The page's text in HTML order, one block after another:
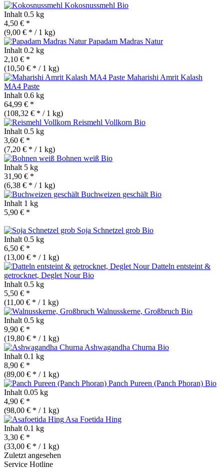
Kokosnussmehl Bio
Inhalt 0.5 kg
4,50 € *
(9,00 € * / 1 kg)
Papadam Madras Natur
Inhalt 0.2 kg
2,10 € *
(10,50 € * / 1 kg)
Maharishi Amrit Kalash
MA4 Paste
Inhalt 0.6 kg
64,99 € *
(108,32 € * / 1 kg)
Reismehl Vollkorn Bio
Inhalt 0.5 kg
3,60 € *
(7,20 € * / 1 kg)
Bohnen weiß Bio
Inhalt 5 kg
31,90 € *
(6,38 € * / 1 kg)
Buchweizen geschält Bio
Inhalt 1 kg
5,90 € *
Soja Schnetzel grob Bio
Inhalt 0.5 kg
6,50 € *
(13,00 € * / 1 kg)
Datteln entsteint &
getrocknet, Deglet NourBio
Inhalt 0.5 kg
5,50 € *
(11,00 € * / 1 kg)
Walnusskerne, Großbruch Bio
Inhalt 0.5 kg
9,90 € *
(19,80 € * / 1 kg)
Ashwagandha Churna Bio
Inhalt 0.1 kg
8,90 € *
(89,00 € * / 1 kg)
Panch Pureen (Panch Phoran) Bio
Inhalt 0.05 kg
4,90 € *
(98,00 € * / 1 kg)
Asa Foetida Hing
Inhalt 0.1 kg
3,30 € *
(33,00 € * / 1 kg)
Zuletzt angesehen
Service Hotline